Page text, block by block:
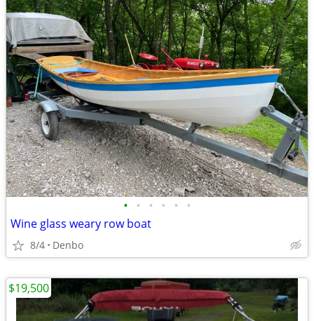
• • • • • •
Wine glass weary row boat
8/4 Denbo
$19,500